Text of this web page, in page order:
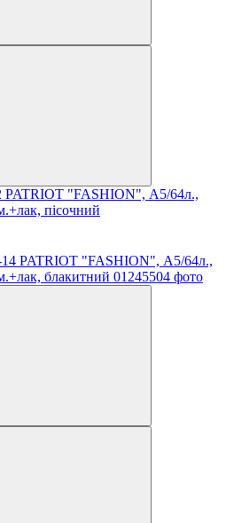
PATRIOT "FASHION", А5/64л.,
пісочний